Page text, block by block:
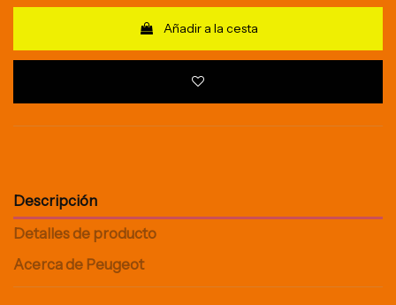
Añadir a la cesta
Descripción
Detalles de producto
Acerca de Peugeot